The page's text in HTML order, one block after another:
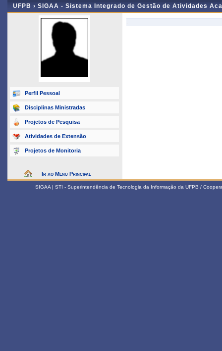
UFPB › SIGAA - Sistema Integrado de Gestão de Atividades
Perfil Pessoal
Disciplinas Ministradas
Projetos de Pesquisa
Atividades de Extensão
Projetos de Monitoria
Ir ao Menu Principal
-
SIGAA | STI - Superintendência de Tecnologia da Informação da UFPB /